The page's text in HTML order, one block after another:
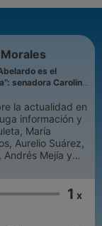
es el
senadora Carolina
la actualidad en
información y
María
Aurelio Suárez,
Andrés Mejía y
1 x